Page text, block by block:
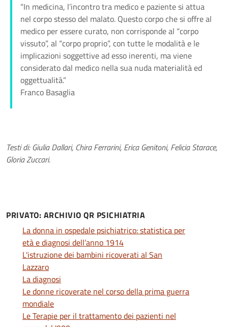
“In medicina, l’incontro tra medico e paziente si attua
nel corpo stesso del malato. Questo corpo che si offre al
medico per essere curato, non corrisponde al “corpo
vissuto”, al “corpo proprio”, con tutte le modalità e le
implicazioni soggettive ad esso inerenti, ma viene
considerato dal medico nella sua nuda materialità ed
oggettualità.”
Franco Basaglia
Testi di: Giulia Dallari, Chira Ferrarini, Erica Genitoni, Felicia Starace,
Gloria Zuccari.
PRIVATO: ARCHIVIO QR PSICHIATRIA
La donna in ospedale psichiatrico: statistica per
età e diagnosi dell’anno 1914
L'istruzione dei bambini ricoverati al San
Lazzaro
La diagnosi
Le donne ricoverate nel corso della prima guerra
mondiale
Le Terapie per il trattamento dei pazienti nel